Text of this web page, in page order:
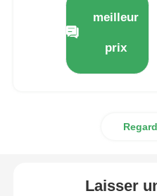
Machine d'emballage de
Autre appareil
meilleur
prix
Laisser